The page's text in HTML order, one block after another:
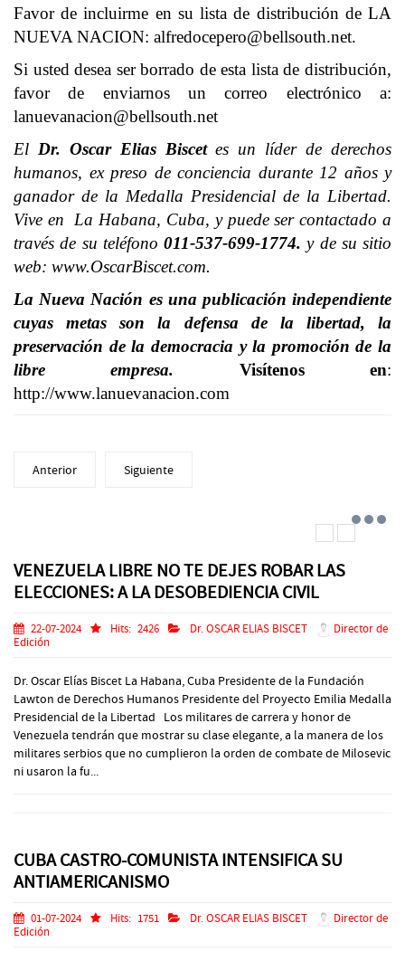
Favor de incluirme en su lista de distribución de LA
NUEVA NACION: alfredocepero@bellsouth.net.
Si usted desea ser borrado de esta lista de distribución,
favor de enviarnos un correo electrónico a:
lanuevanacion@bellsouth.net
El Dr. Oscar Elias Biscetes un líder de derechos
humanos, ex preso de conciencia durante 12 años y
ganador de la Medalla Presidencial de la Libertad.
Vive en La Habana, Cuba, y puede ser contactado a
través de su teléfono 011-537-699-1774. y de su sitio
web: www.OscarBiscet.com.
La Nueva Nación es una publicación independiente
cuyas metas son la defensa de la libertad, la
preservación de la democracia y la promoción de la
libre empresa. Visítenos en:
http://www.lanuevanacion.com
Anterior Siguiente
VENEZUELA LIBRE NO TE DEJES ROBAR LAS
ELECCIONES: A LA DESOBEDIENCIA CIVIL
22-07-2024 Hits: 2426 Dr. OSCAR ELIAS BISCET
Director de
Edición
Dr. Oscar Elías Biscet La Habana, Cuba Presidente de la Fundación
Lawton de Derechos Humanos Presidente del Proyecto Emilia Medalla
Presidencial de la Libertad Los militares de carrera y honor de
Venezuela tendrán que mostrar su clase elegante, a la manera de los
militares serbios que no cumplieron la orden de combate de Milosevic
ni usaron la fu...
CUBA CASTRO-COMUNISTA INTENSIFICA SU
ANTIAMERICANISMO
01-07-2024 Hits: 1751 Dr. OSCAR ELIAS BISCET
Director de
Edición